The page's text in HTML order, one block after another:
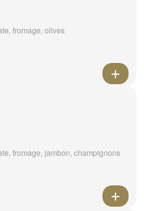
fromage, olives
fromage, jambon, champignons